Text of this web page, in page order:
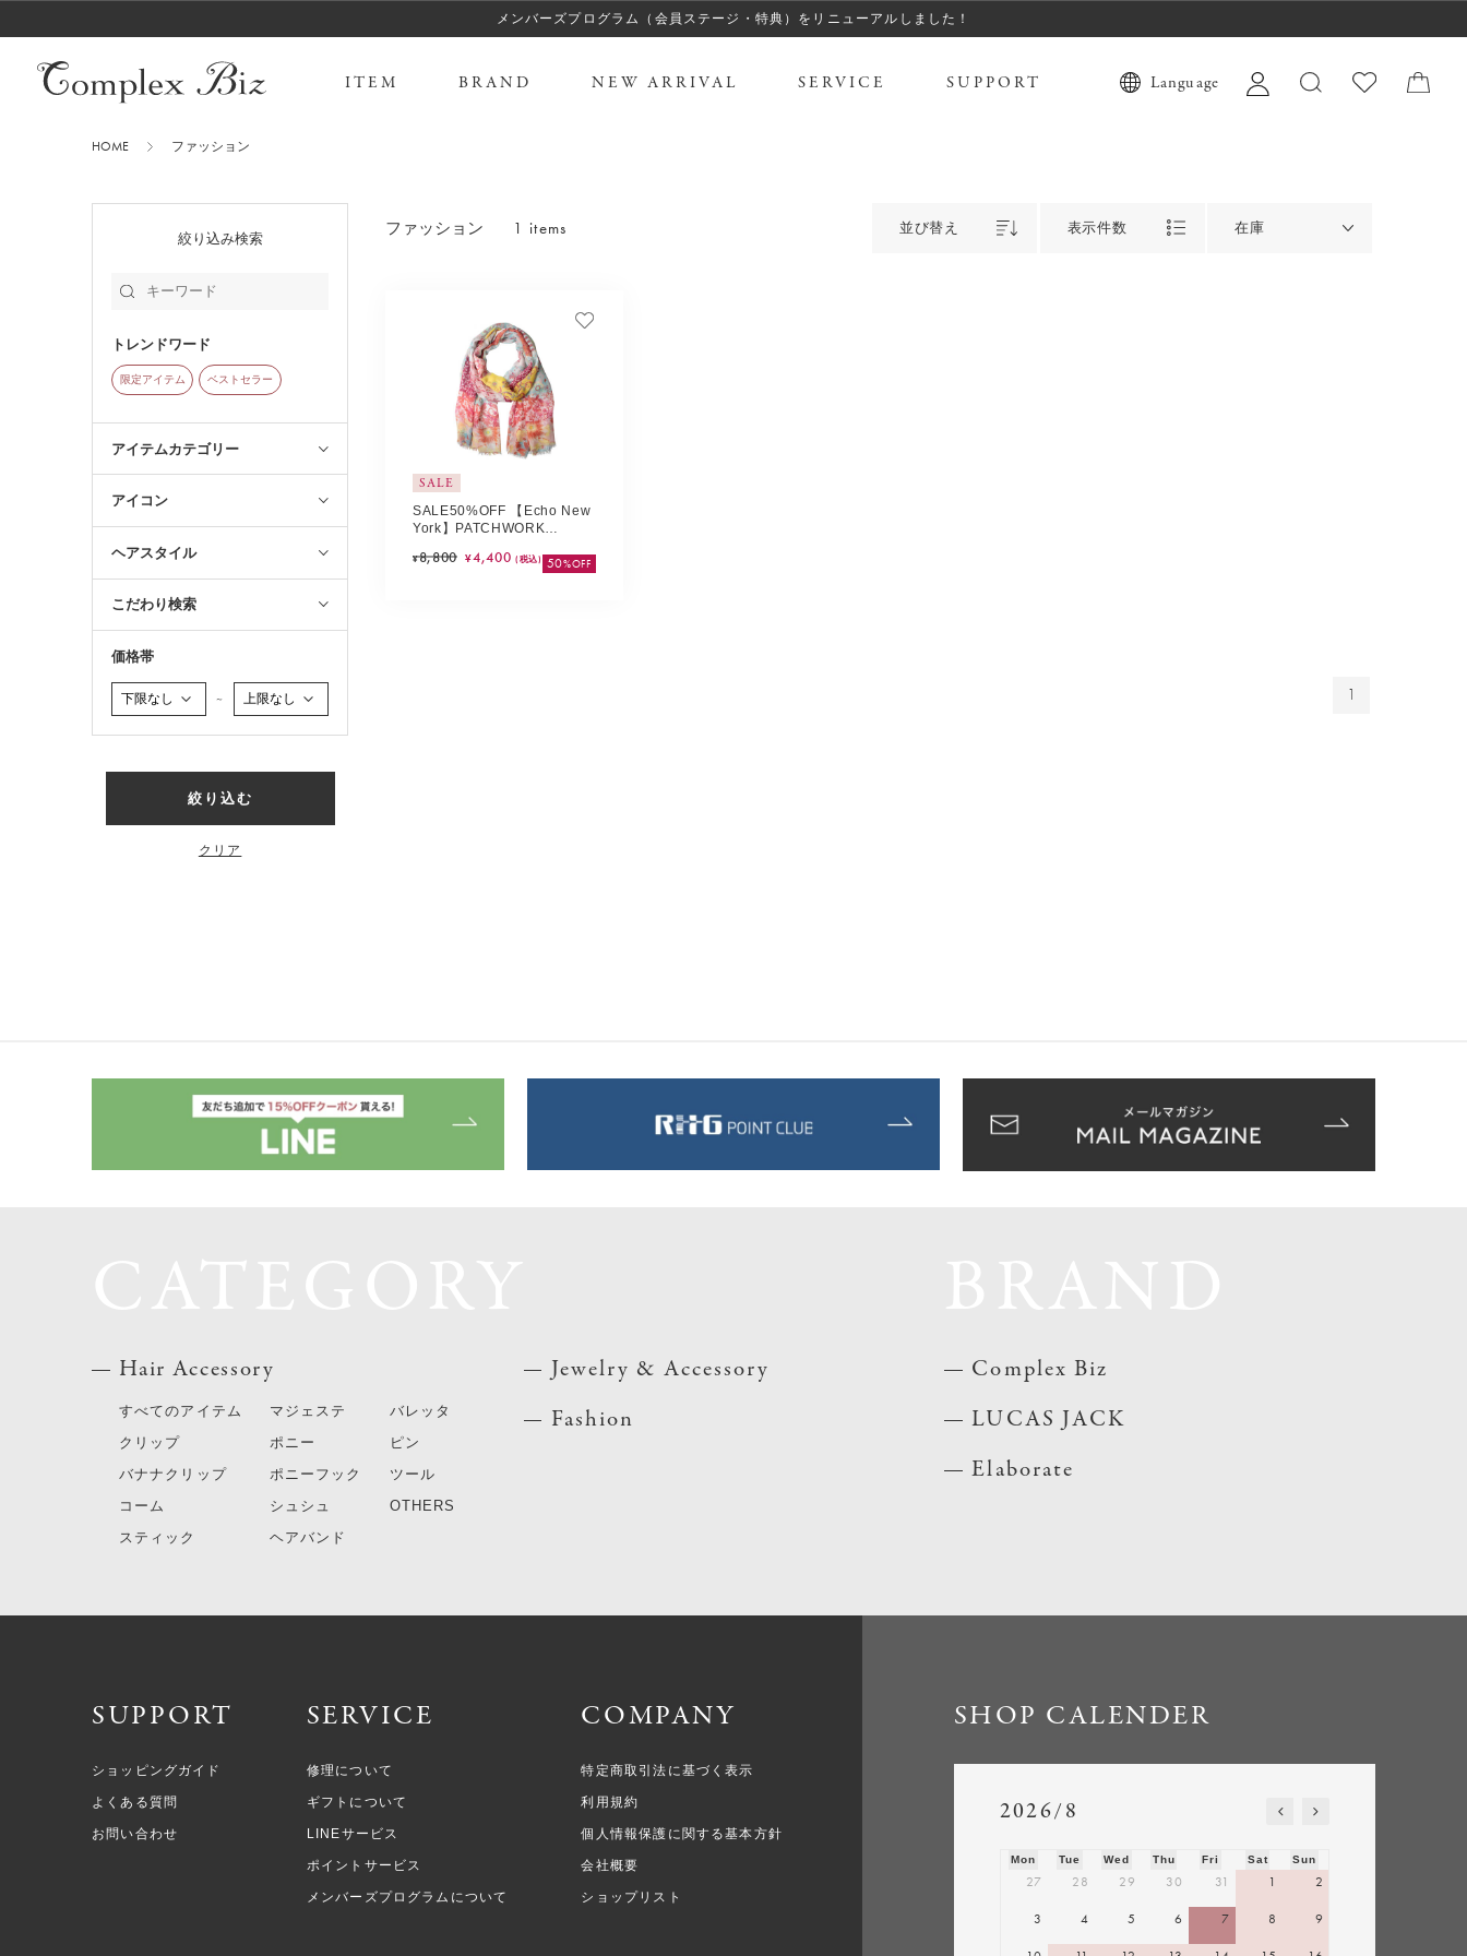
メンバーズプログラム（会員ステージ・特典）をリニューアルしました！
ITEM BRAND NEW ARRIVAL SERVICE SUPPORT Language
HOME ファッション
絞り込み検索
トレンドワード
限定アイテム ベストセラー
アイテムカテゴリー
アイコン
ヘアスタイル
こだわり検索
価格帯
～
絞り込む
クリア
ファッション 1 items 並び替え 表示件数 在庫
SALE
SALE50%OFF 【Echo New
York】PATCHWORK
¥8,800 ¥4,400 (税込) 50%OFF
1
Hair Accessory
すべてのアイテム
クリップ
バナナクリップ
コーム
スティック
マジェステ
ポニー
ポニーフック
シュシュ
ヘアバンド
バレッタ
ピン
ツール
OTHERS
Jewelry & Accessory
Fashion
Complex Biz
LUCAS JACK
Elaborate
SUPPORT
ショッピングガイド
よくある質問
お問い合わせ
SERVICE
修理について
ギフトについて
LINEサービス
ポイントサービス
メンバーズプログラムについて
COMPANY
特定商取引法に基づく表示
利用規約
個人情報保護に関する基本方針
会社概要
ショップリスト
SHOP CALENDER
2026/8
Mon Tue Wed Thu Fri Sat Sun
27 28 29 30 31 1 2
3 4 5 6 7 8 9